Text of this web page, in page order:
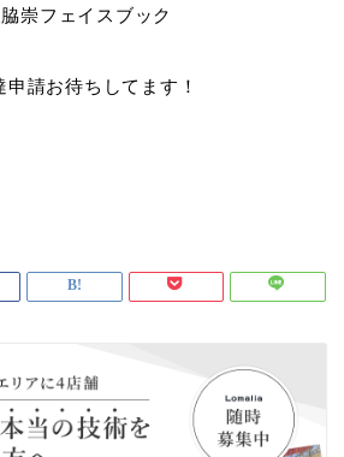
崇フェイスブック
申請お待ちしてます！